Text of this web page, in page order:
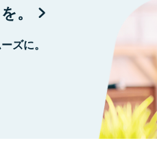
。
ズに。